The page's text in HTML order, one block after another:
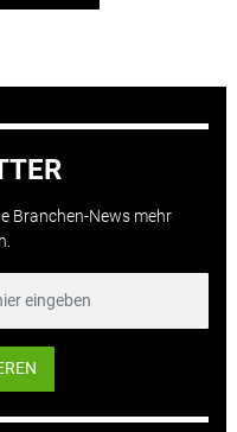
Branchen-News mehr